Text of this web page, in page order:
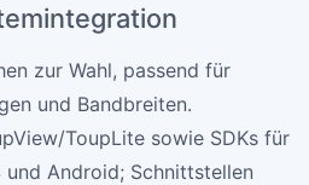
zur Wahl, passend für
und Bandbreiten.
ToupLite sowie SDKs für
und Android; Schnittstellen